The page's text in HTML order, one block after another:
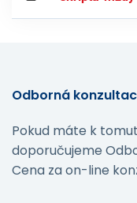
Odborná
Pokud máte k
doporučujeme
Cena za on-line